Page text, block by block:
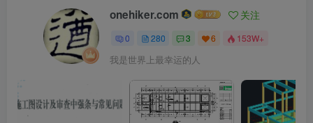
onehiker.com 关注
0 280 3 6 153W+
我是世界上最幸运的人